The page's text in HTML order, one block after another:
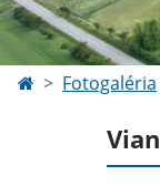
Fotogaléria